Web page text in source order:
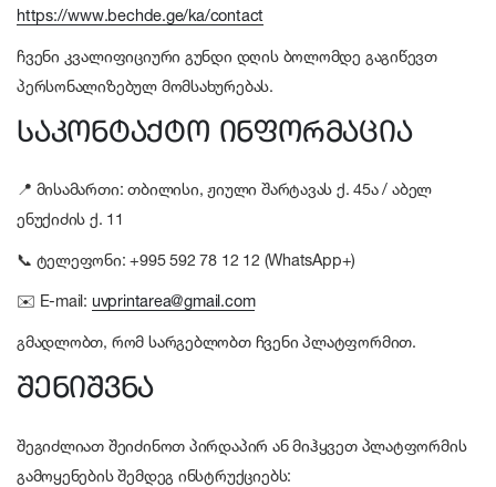
https://www.bechde.ge/ka/contact
ჩვენი კვალიფიციური გუნდი დღის ბოლომდე გაგიწევთ
პერსონალიზებულ მომსახურებას.
საკონტაქტო ინფორმაცია
📍 მისამართი: თბილისი, ჟიული შარტავას ქ. 45ა / აბელ
ენუქიძის ქ. 11
📞 ტელეფონი: +995 592 78 12 12 (WhatsApp+)
✉️ E-mail: uvprintarea@gmail.com
გმადლობთ, რომ სარგებლობთ ჩვენი პლატფორმით.
შენიშვნა
შეგიძლიათ შეიძინოთ პირდაპირ ან მიჰყვეთ პლატფორმის
გამოყენების შემდეგ ინსტრუქციებს: